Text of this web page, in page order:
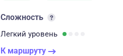
Сложность
Легкий уровень
К маршруту